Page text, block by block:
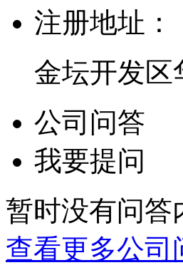
注册地址：
金坛开发区
公司问答
我要提问
暂时没有问答
查看更多公司